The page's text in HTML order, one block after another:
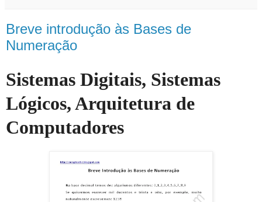
Breve introdução às Bases de
Numeração
Sistemas Digitais, Sistemas
Lógicos, Arquitetura de
Computadores